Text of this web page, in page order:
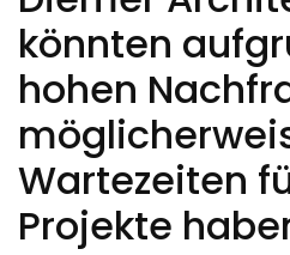
könnten
hohen
Wartezeiten
Projekte